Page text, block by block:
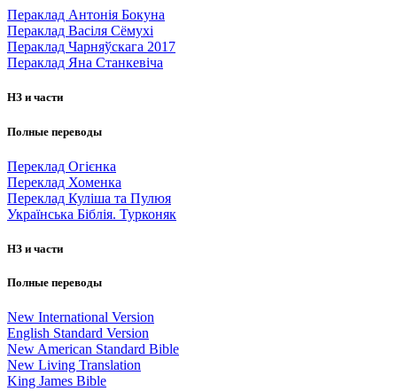
Пераклад Антонія Бокуна
Пераклад Васіля Сёмухі
Пераклад Чарняўскага 2017
Пераклад Яна Станкевіча
НЗ и части
Полные переводы
Переклад Огієнка
Переклад Хоменка
Переклад Куліша та Пулюя
Українська Біблія. Турконяк
НЗ и части
Полные переводы
New International Version
English Standard Version
New American Standard Bible
New Living Translation
King James Bible